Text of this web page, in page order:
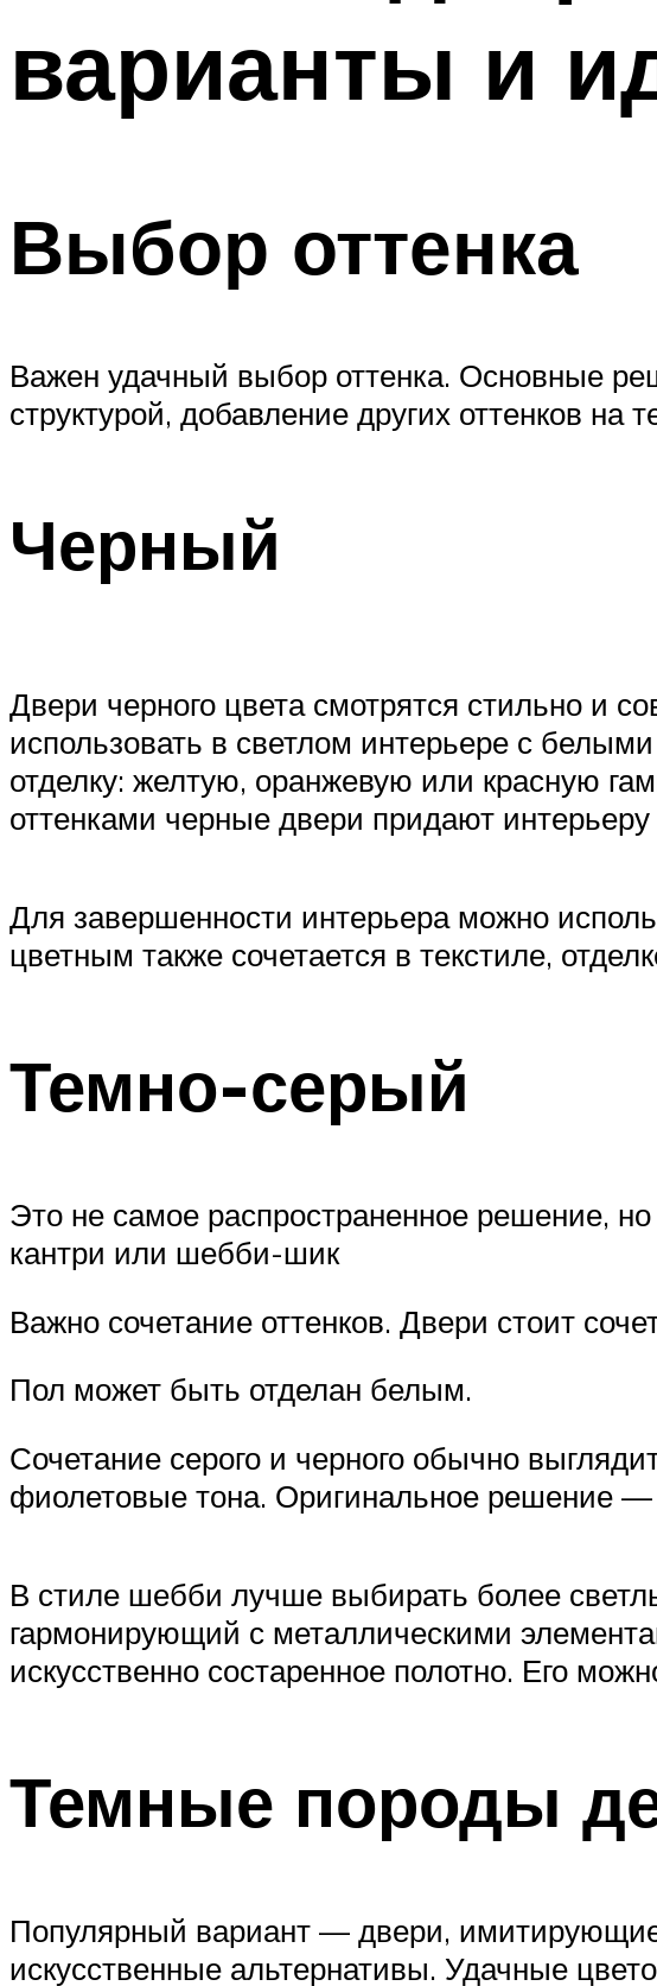
варианты и
Выбор оттенка
Важен удачный выбор оттенка. Основные
структурой, добавление других оттенков на
Черный
Двери черного цвета смотрятся стильно и
использовать в светлом интерьере с
отделку: желтую, оранжевую или красную
оттенками черные двери придают интерьеру
Для завершенности интерьера можно
цветным также сочетается в текстиле,
Темно-серый
Это не самое распространенное решение,
кантри или шебби-шик
Важно сочетание оттенков. Двери стоит
Пол может быть отделан белым.
Сочетание серого и черного обычно
фиолетовые тона. Оригинальное решение
В стиле шебби лучше выбирать более
гармонирующий с металлическими
искусственно состаренное полотно. Его
Темные породы
Популярный вариант — двери,
искусственные альтернативы. Удачные